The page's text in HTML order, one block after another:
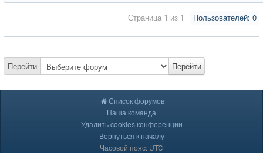
Пользователей: 0
Страница 1 из 1
Перейти Перейти
Список форумов
Наша команда
Удалить cookies конференции
Вернуться к началу
Часовой пояс: UTC